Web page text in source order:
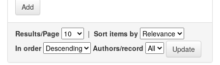
Results/Page | Sort items by
In order
Authors/record